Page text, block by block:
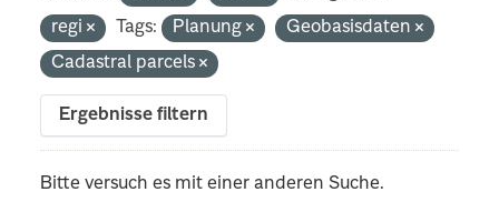
regi
Tags: Planung
Geobasisdaten
Cadastral parcels
Ergebnisse filtern
Bitte versuch es mit einer anderen Suche.